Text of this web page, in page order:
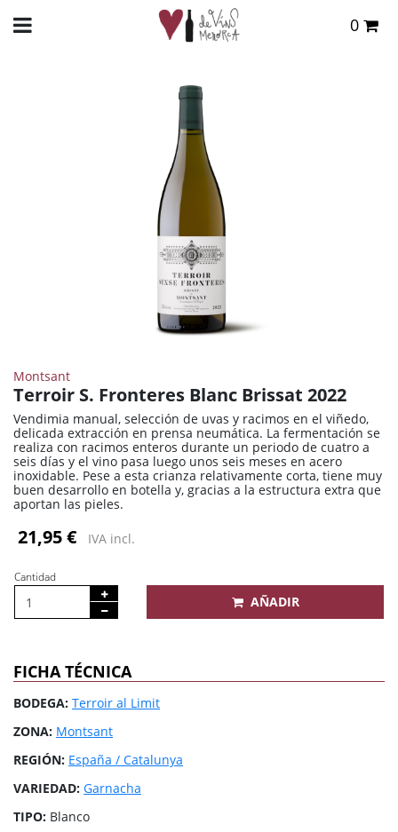
0
VER CESTA
Montsant
Terroir S. Fronteres Blanc Brissat 2022
Vendimia manual, selección de uvas y racimos en el viñedo,
delicada extracción en prensa neumática. La fermentación se
realiza con racimos enteros durante un periodo de cuatro a
seis días y el vino pasa luego unos seis meses en acero
inoxidable. Pese a esta crianza relativamente corta, tiene muy
buen desarrollo en botella y, gracias a la estructura extra que
aportan las pieles.
21,95 € IVA incl.
Cantidad
AÑADIR
FICHA TÉCNICA
BODEGA: Terroir al Limit
ZONA: Montsant
REGIÓN: España / Catalunya
VARIEDAD: Garnacha
TIPO: Blanco